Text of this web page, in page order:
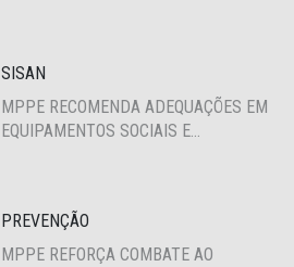
SISAN
MPPE RECOMENDA ADEQUAÇÕES EM
EQUIPAMENTOS SOCIAIS E
PREVENÇÃO
MPPE REFORÇA COMBATE AO